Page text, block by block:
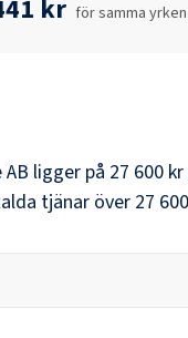
kr för samma yrken
ligger på 27 600 kr
tjänar över27